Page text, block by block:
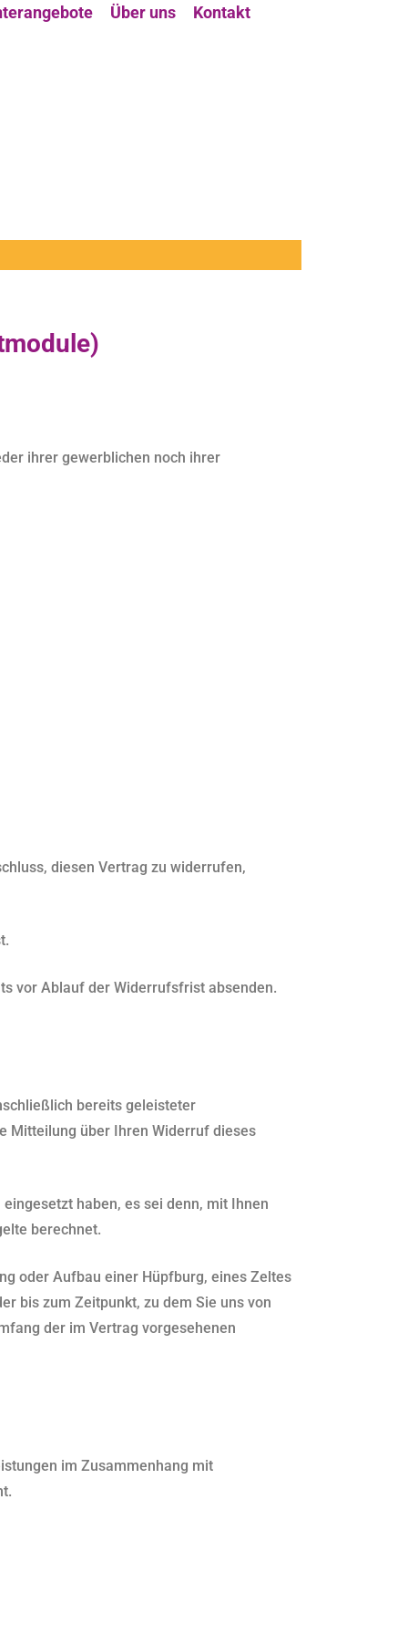
Über uns Kontakt
ihrer gewerblichen noch ihrer
diesen Vertrag zu widerrufen,
vor Ablauf der Widerrufsfrist absenden.
bereits geleisteter
Mitteilung über Ihren Widerruf dieses
haben, es sei denn, mit Ihnen
berechnet.
oder Aufbau einer Hüpfburg, eines Zeltes
bis zum Zeitpunkt, zu dem Sie uns von
der im Vertrag vorgesehenen
im Zusammenhang mit